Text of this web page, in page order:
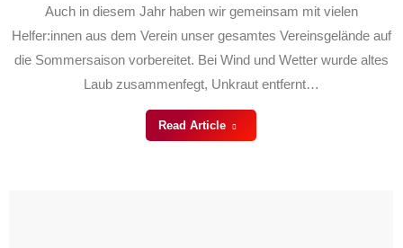
Auch in diesem Jahr haben wir gemeinsam mit vielen
Helfer:innen aus dem Verein unser gesamtes Vereinsgelände auf
die Sommersaison vorbereitet. Bei Wind und Wetter wurde altes
Laub zusammenfegt, Unkraut entfernt…
Read Article